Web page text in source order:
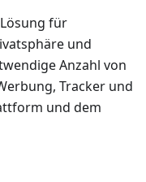
für
und
Anzahl von
Tracker und
und dem